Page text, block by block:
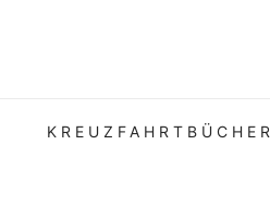
KREUZFAHRTBÜCHER